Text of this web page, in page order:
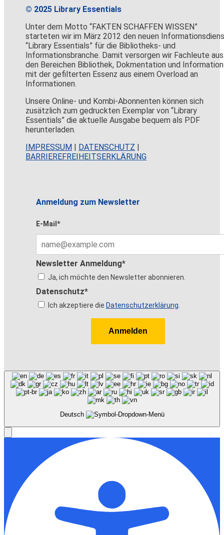
© 2025 Library Essentials
Unter dem Motto “FAKTEN SCHAFFEN WISSEN”
starteten wir im März 2012 den neuen
“Library Essentials” für die Bibliotheks- und
Informationsbranche. Damit versorgen wir Fachleute aus
den Bereichen Bibliothek, Dokmentation und Information
mit der gefilterten Essenz aus einem Overload an
Informationen.
Unsere Online- und Kombi-Abonnenten können sich
zusätzlich zum gedruckten Exemplar von “Library
Essentials” die aktuelle Ausgabe bequem als PDF
herunterladen.
IMPRESSUM
DATENSCHUTZ
BARRIEREFREIHEITSERKLÄRUNG
Anmeldung zum Newsletter
E-Mail*
Newsletter Anmeldung*
Ja, ich möchte den Newsletter abonnieren.
Datenschutz*
Ich akzeptiere die Datenschutzerklärung.
Anmelden
Deutsch